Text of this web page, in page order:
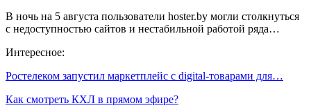
В ночь на 5 августа пользователи hoster.by могли столкнуться
с недоступностью сайтов и нестабильной работой ряда…
Интересное:
Ростелеком запустил маркетплейс с digital-товарами для…
Как смотреть КХЛ в прямом эфире?